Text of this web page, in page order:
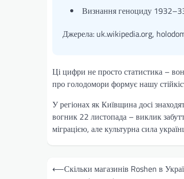
Визнання геноциду
Джерела: uk.wikipedia.org,
Ці цифри не просто статистика –
про голодомори формує нашу
У регіонах як Київщина досі
вогник 22 листопада – виклик
міграцією, але культурна сила
Навігація
⟵Скільки магазинів Roshen в